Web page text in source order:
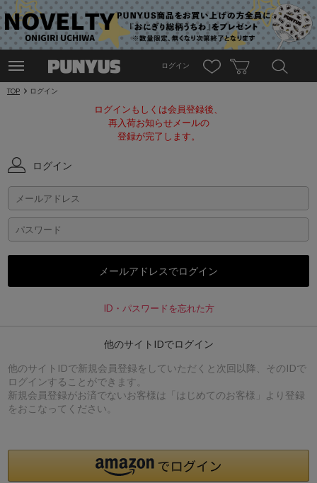
ログイン
TOP ログイン
ログインもしくは会員登録後、
再入荷お知らせメールの
登録が完了します。
ログイン
ID・パスワードを忘れた方
他のサイトIDでログイン
他のサイトIDで新規会員登録をしていただくと次回以降、そのIDで
ログインすることができます。
新規会員登録がお済でないお客様は「はじめてのお客様」より登録
をおこなってください。